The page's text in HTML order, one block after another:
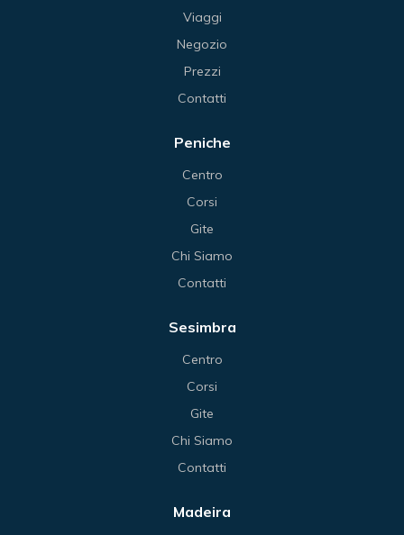
Viaggi
Negozio
Prezzi
Contatti
Peniche
Centro
Corsi
Gite
Chi Siamo
Contatti
Sesimbra
Centro
Corsi
Gite
Chi Siamo
Contatti
Madeira